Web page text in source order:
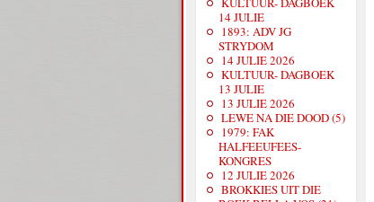
14 JULIE
1893: ADV JG
STRYDOM
14 JULIE 2026
KULTUUR- DAGBOEK
13 JULIE
13 JULIE 2026
LEWE NA DIE DOOD (5)
1979: FAK
HALFEEUFEES-
KONGRES
12 JULIE 2026
BROKKIES UIT DIE